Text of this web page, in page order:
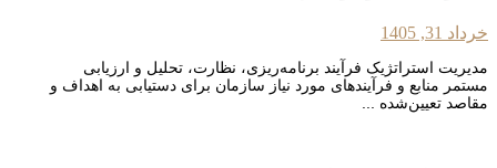
خرداد 31, 1405
مدیریت استراتژیک فرآیند برنامه‌ریزی، نظارت، تحلیل و ارزیابی
مستمر منابع و فرآیندهای مورد نیاز سازمان برای دستیابی به اهداف و
مقاصد تعیین‌شده ...